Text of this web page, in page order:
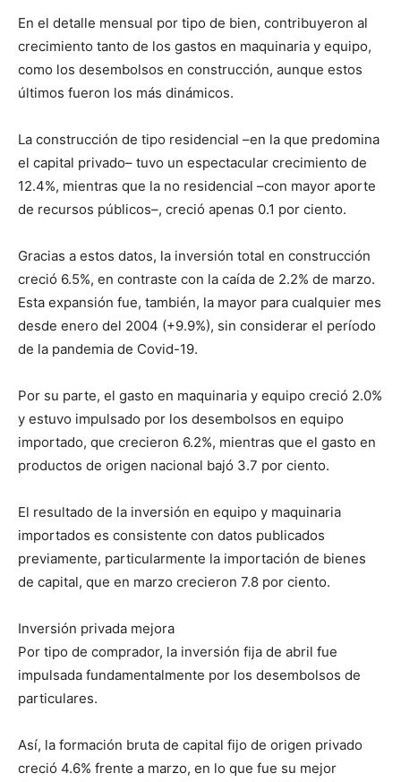
En el detalle mensual por tipo de bien, contribuyeron al
crecimiento tanto de los gastos en maquinaria y equipo,
como los desembolsos en construcción, aunque estos
últimos fueron los más dinámicos.
La construcción de tipo residencial –en la que predomina
el capital privado– tuvo un espectacular crecimiento de
12.4%, mientras que la no residencial –con mayor aporte
de recursos públicos–, creció apenas 0.1 por ciento.
Gracias a estos datos, la inversión total en construcción
creció 6.5%, en contraste con la caída de 2.2% de marzo.
Esta expansión fue, también, la mayor para cualquier mes
desde enero del 2004 (+9.9%), sin considerar el período
de la pandemia de Covid-19.
Por su parte, el gasto en maquinaria y equipo creció 2.0%
y estuvo impulsado por los desembolsos en equipo
importado, que crecieron 6.2%, mientras que el gasto en
productos de origen nacional bajó 3.7 por ciento.
El resultado de la inversión en equipo y maquinaria
importados es consistente con datos publicados
previamente, particularmente la importación de bienes
de capital, que en marzo crecieron 7.8 por ciento.
Inversión privada mejora
Por tipo de comprador, la inversión fija de abril fue
impulsada fundamentalmente por los desembolsos de
particulares.
Así, la formación bruta de capital fijo de origen privado
creció 4.6% frente a marzo, en lo que fue su mejor